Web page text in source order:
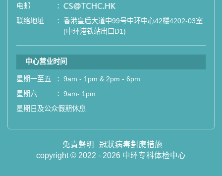
电邮
： email
联络地址
： 香港皇后大道中99号中环中心42楼4202-03室
(中环港铁站出口D1)
中心营业时间
星期一至五 ： 9am - 1pm & 2pm - 6pm
星期六
： 9am- 1pm
星期日及公众假期休息
免責聲明
冠狀病毒對應措施
copyright © 2022 - 2026 中环专科体检中心
祝您健康愉快！